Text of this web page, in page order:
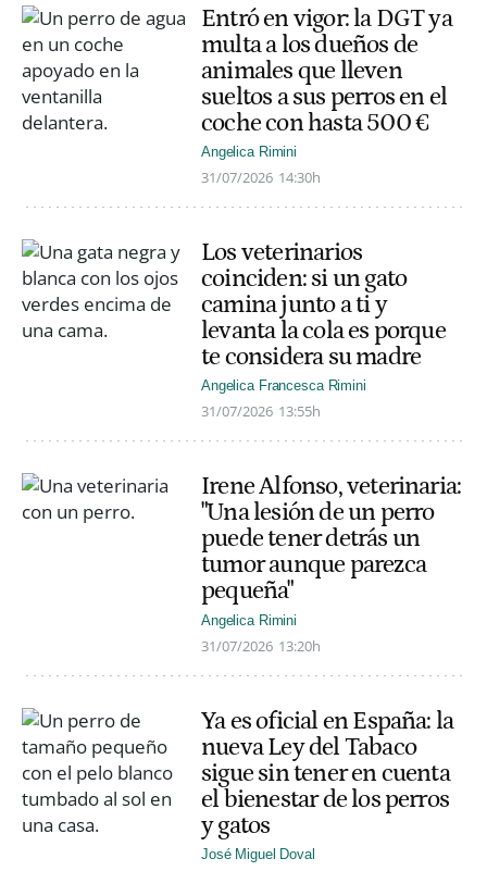
Entró en vigor: la DGT ya
multa a los dueños de
animales que lleven
sueltos a sus perros en el
coche con hasta 500 €
Angelica Rimini
31/07/2026 14:30h
Los veterinarios
coinciden: si un gato
camina junto a ti y
levanta la cola es porque
te considera su madre
Angelica Francesca Rimini
31/07/2026 13:55h
Irene Alfonso, veterinaria:
"Una lesión de un perro
puede tener detrás un
tumor aunque parezca
pequeña"
Angelica Rimini
31/07/2026 13:20h
Ya es oficial en España: la
nueva Ley del Tabaco
sigue sin tener en cuenta
el bienestar de los perros
y gatos
José Miguel Doval